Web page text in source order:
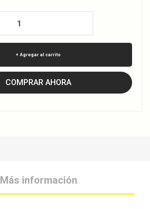
Agregar al carrito
COMPRAR AHORA
Más información